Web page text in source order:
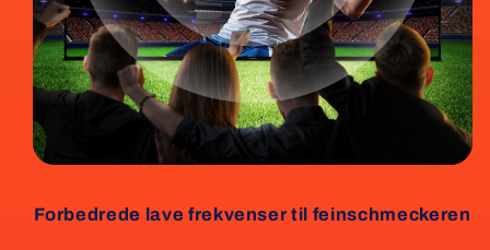
Forbedrede lave frekvenser til feinschmeckeren